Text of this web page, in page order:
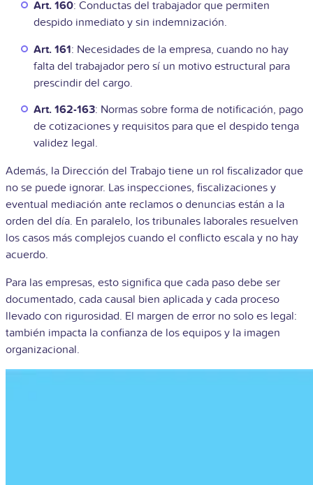
Art. 160: Conductas del trabajador que permiten
despido inmediato y sin indemnización.
Art. 161: Necesidades de la empresa, cuando no hay
falta del trabajador pero sí un motivo estructural para
prescindir del cargo.
Art. 162-163: Normas sobre forma de notificación, pago
de cotizaciones y requisitos para que el despido tenga
validez legal.
Además, la Dirección del Trabajo tiene un rol fiscalizador que
no se puede ignorar. Las inspecciones, fiscalizaciones y
eventual mediación ante reclamos o denuncias están a la
orden del día. En paralelo, los tribunales laborales resuelven
los casos más complejos cuando el conflicto escala y no hay
acuerdo.
Para las empresas, esto significa que cada paso debe ser
documentado, cada causal bien aplicada y cada proceso
llevado con rigurosidad. El margen de error no solo es legal:
también impacta la confianza de los equipos y la imagen
organizacional.